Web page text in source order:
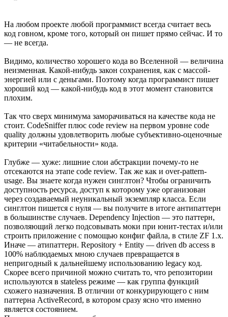
На любом проекте любой программист всегда считает весь
код говном, кроме того, который он пишет прямо сейчас. И то
— не всегда.
Видимо, количество хорошего кода во Вселенной — величина
неизменная. Какой-нибудь закон сохранения, как с массой-
энергией или с деньгами. Поэтому когда программист пишет
хороший код — какой-нибудь код в этот момент становится
плохим.
Так что сверх минимума заморачиваться на качестве кода не
стоит. CodeSniffer плюс code review на первом уровне code
quality должны удовлетворить любые субъективно-оценочные
критерии «читабельности» кода.
Глубже — хуже: лишние слои абстракции почему-то не
отсекаются на этапе code review. Так же как и over-pattern-
usage. Вы знаете когда нужен синглтон? Чтобы ограничить
доступность ресурса, доступ к которому уже организован
через создаваемый неуникальный экземпляр класса. Если
синглтон пишется с нуля — вы получите в итоге антипаттерн
в большинстве случаев. Dependency Injection — это паттерн,
позволяющий легко подсовывать моки при юнит-тестах и/или
строить приложение с помощью конфиг файла, в стиле ZF 1.x.
Иначе — атипаттерн. Repository + Entity — driven db access в
100% наблюдаемых мною случаев превращается в
непригодный к дальнейшему использованию legacy код.
Скорее всего причиной можно считать то, что репозитории
используются в stateless режиме — как группа функций
схожего назначения. В отличии от конкурирующего с ним
паттерна ActiveRecord, в котором сразу ясно что именно
является состоянием.